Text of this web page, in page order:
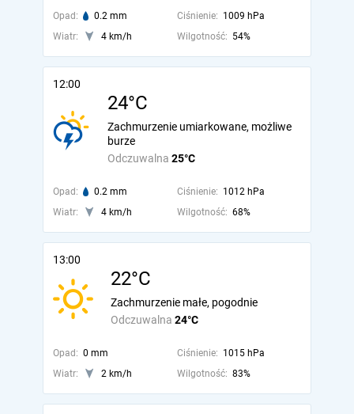
Opad: 0.2 mm Ciśnienie: 1009 hPa
Wiatr:
4 km/h Wilgotność: 54%
12:00
24°C
Odczuwalna 25°C
Zachmurzenie umiarkowane, możliwe
burze
Opad: 0.2 mm Ciśnienie: 1012 hPa
Wiatr:
4 km/h Wilgotność: 68%
13:00
22°C
Odczuwalna 24°C
Zachmurzenie małe, pogodnie
Opad: 0 mm Ciśnienie: 1015 hPa
Wiatr:
2 km/h Wilgotność: 83%